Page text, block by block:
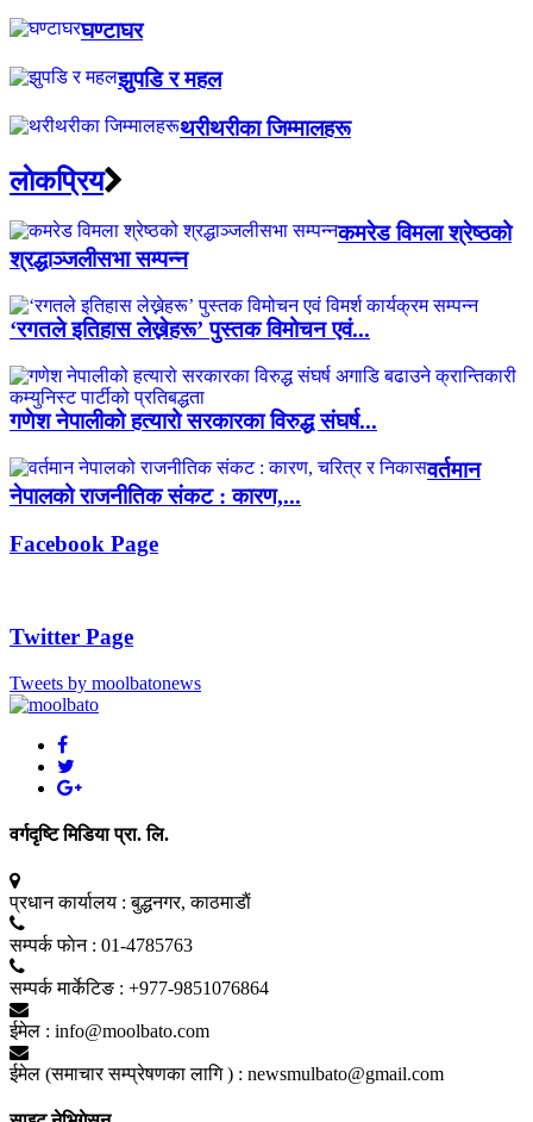
घण्टाघर
झुपडि र महल
थरीथरीका जिम्मालहरू
लाेकप्रिय
कमरेड विमला श्रेष्ठको
श्रद्धाञ्जलीसभा सम्पन्न
‘रगतले इतिहास लेख्नेहरू’ पुस्तक विमोचन एवं...
गणेश नेपालीको हत्यारो सरकारका विरुद्ध संघर्ष...
वर्तमान
नेपालको राजनीतिक संकट : कारण,...
Facebook Page
Twitter Page
Tweets by moolbatonews
वर्गदृष्टि मिडिया प्रा. लि.
प्रधान कार्यालय : बुद्धनगर, काठमाडाैं
सम्पर्क फाेन : 01-4785763
सम्पर्क मार्केटिङ : +977-9851076864
ईमेल : info@moolbato.com
ईमेल (समाचार सम्प्रेषणका लागि ) : newsmulbato@gmail.com